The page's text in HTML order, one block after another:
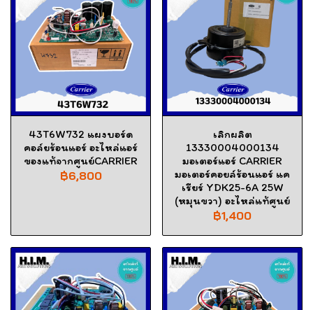
43T6W732 แผงบอร์ด
คอล์ยร้อนแอร์ อะไหล่แอร์
ของแท้จากศูนย์CARRIER
฿6,800
เลิกผลิต
13330004000134
มอเตอร์แอร์ CARRIER
มอเตอร์คอยล์ร้อนแอร์ แค
เรียร์ YDK25-6A 25W
(หมุนขวา) อะไหล่แท้ศูนย์
฿1,400